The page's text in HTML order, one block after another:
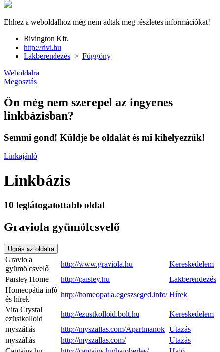
Ehhez a weboldalhoz még nem adtak meg részletes információkat!
Rivington Kft.
http://rivi.hu
Lakberendezés > Függöny
Weboldalra
Megosztás
Ön még nem szerepel az ingyenes
linkbázisban?
Semmi gond! Küldje be oldalát és mi kihelyezzük!
Linkajánló
Linkbázis
10 leglátogatottabb oldal
Graviola gyümölcsvelő
Ugrás az oldalra
Graviola
gyümölcsvelő
http://www.graviola.hu
Kereskedelem
Paisley Home
http://paisley.hu
Lakberendezés
Homeopátia infó
és hírek
http://homeopatia.egeszseged.info/ Hírek
Vita Crystal
ezüstkolloid
http://ezustkolloid.bolt.hu
Kereskedelem
myszállás
http://myszallas.com/Apartmanok Utazás
myszállás
http://myszallas.com/
Utazás